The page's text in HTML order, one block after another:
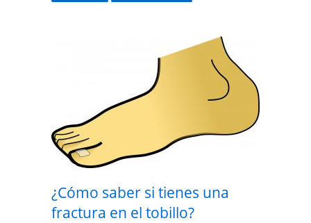
¿Cómo saber si tienes una
fractura en el tobillo?